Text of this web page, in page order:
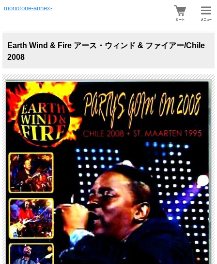
monotone-annex-
Earth Wind & Fire アース・ウィンド & ファイアー/Chile
2008